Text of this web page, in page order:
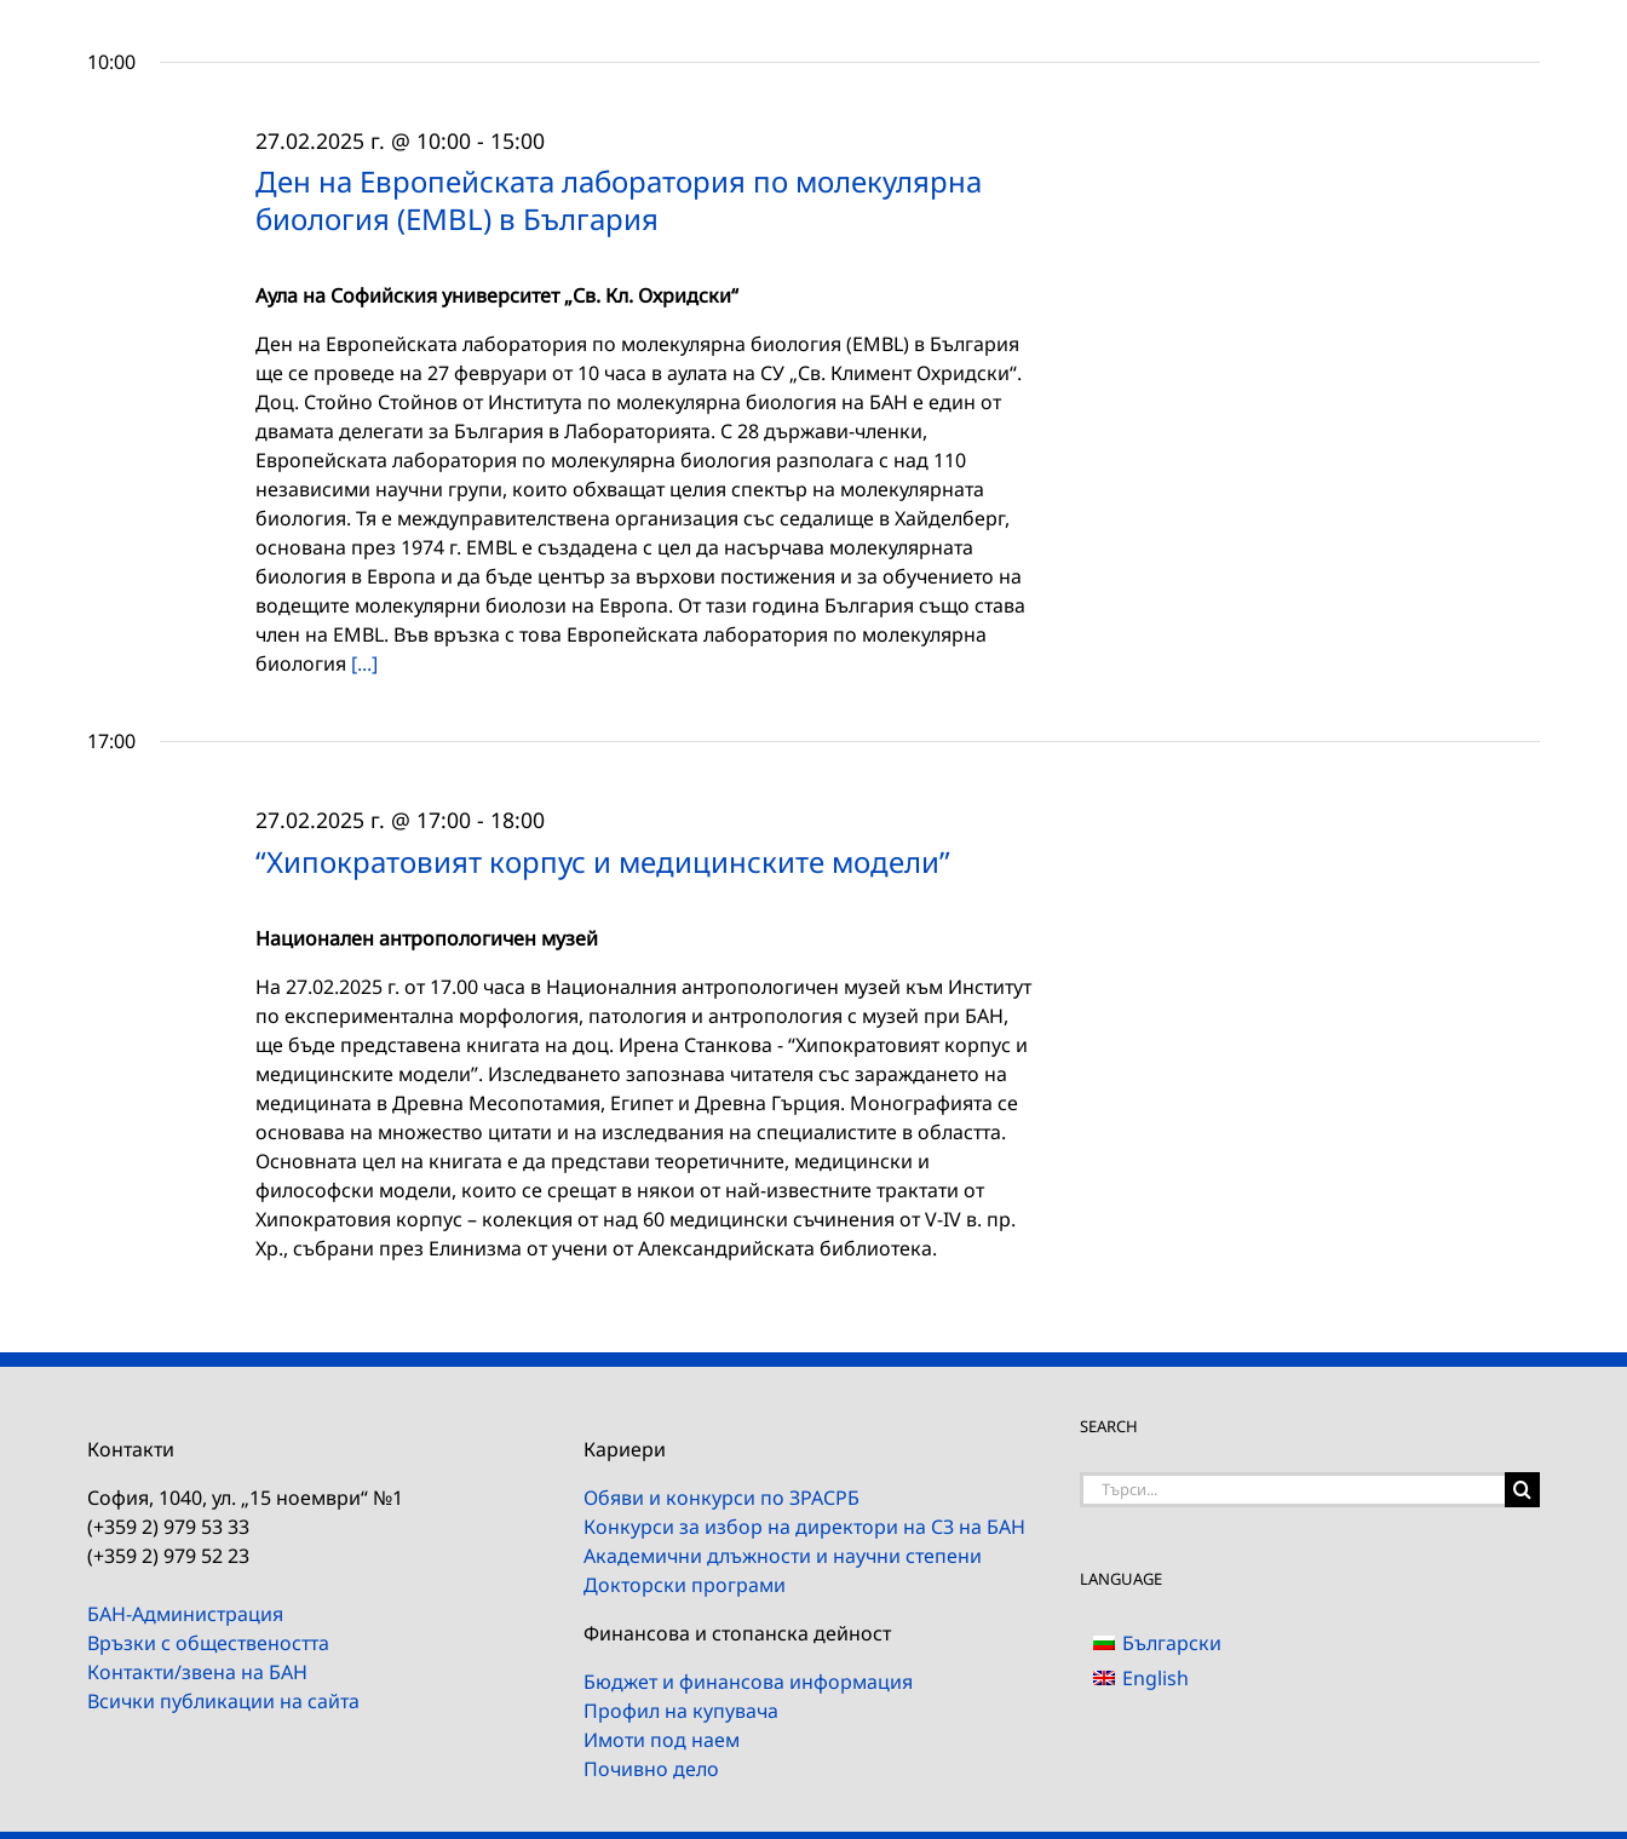
10:00
Ден на Европейската лаборатория по молекулярна
биология (EMBL) в България
27.02.2025 г. @ 10:00- 15:00
Аула на Софийския университет „Св. Кл. Охридски“
Ден на Европейската лаборатория по молекулярна биология (EMBL) в България
ще се проведе на 27 февруари от 10 часа в аулата на СУ „Св. Климент Охридски“.
Доц. Стойно Стойнов от Института по молекулярна биология на БАН е един от
двамата делегати за България в Лабораторията. С 28 държави-членки,
Европейската лаборатория по молекулярна биология разполага с над 110
независими научни групи, които обхващат целия спектър на молекулярната
биология. Тя е междуправителствена организация със седалище в Хайделберг,
основана през 1974 г. EMBL е създадена с цел да насърчава молекулярната
биология в Европа и да бъде център за върхови постижения и за обучението на
водещите молекулярни биолози на Европа. От тази година България също става
член на EMBL. Във връзка с това Европейската лаборатория по молекулярна
биология [...]
17:00
“Хипократовият корпус и медицинските модели”
27.02.2025 г. @ 17:00- 18:00
Национален антропологичен музей
На 27.02.2025 г. от 17.00 часа в Националния антропологичен музей към Институт
по експериментална морфология, патология и антропология с музей при БАН,
ще бъде представена книгата на доц. Ирена Станкова - “Хипократовият корпус и
медицинските модели”. Изследването запознава читателя със зараждането на
медицината в Древна Месопотамия, Египет и Древна Гърция. Монографията се
основава на множество цитати и на изследвания на специалистите в областта.
Основната цел на книгата е да представи теоретичните, медицински и
философски модели, които се срещат в някои от най-известните трактати от
Хипократовия корпус – колекция от над 60 медицински съчинения от V-IV в. пр.
Хр., събрани през Елинизма от учени от Александрийската библиотека.
Контакти
София, 1040, ул. „15 ноември“ №1
(+359 2) 979 53 33
(+359 2) 979 52 23
БАН-Администрация
Връзки с обществеността
Контакти/звена на БАН
Всички публикации на сайта
Кариери
Обяви и конкурси по ЗРАСРБ
Конкурси за избор на директори на СЗ на БАН
Академични длъжности и научни степени
Докторски програми
Финансова и стопанска дейност
Бюджет и финансова информация
Профил на купувача
Имоти под наем
Почивно дело
SEARCH
Търсене
LANGUAGE
Български
English